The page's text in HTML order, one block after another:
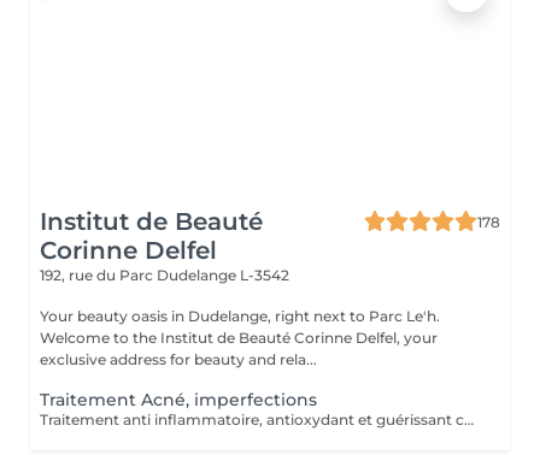
Institut de Beauté
Corinne Delfel
178
192, rue du Parc Dudelange L-3542
Your beauty oasis in Dudelange, right next to Parc Le'h.
Welcome to the Institut de Beauté Corinne Delfel, your
exclusive address for beauty and rela...
Traitement Acné, imperfections
Traitement anti inflammatoire, antioxydant et guérissant contre l'acné